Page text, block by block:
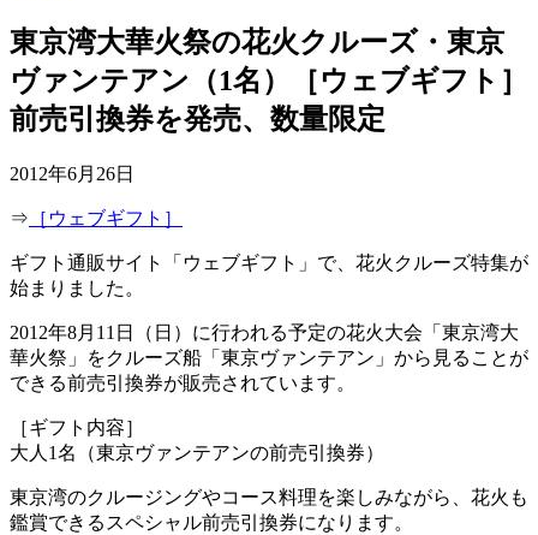
東京湾大華火祭の花火クルーズ・東京
ヴァンテアン（1名）［ウェブギフト］
前売引換券を発売、数量限定
2012年6月26日
⇒ ［ウェブギフト］
ギフト通販サイト「ウェブギフト」で、花火クルーズ特集が
始まりました。
2012年8月11日（日）に行われる予定の花火大会「東京湾大
華火祭」をクルーズ船「東京ヴァンテアン」から見ることが
できる前売引換券が販売されています。
［ギフト内容］
大人1名（東京ヴァンテアンの前売引換券）
東京湾のクルージングやコース料理を楽しみながら、花火も
鑑賞できるスペシャル前売引換券になります。